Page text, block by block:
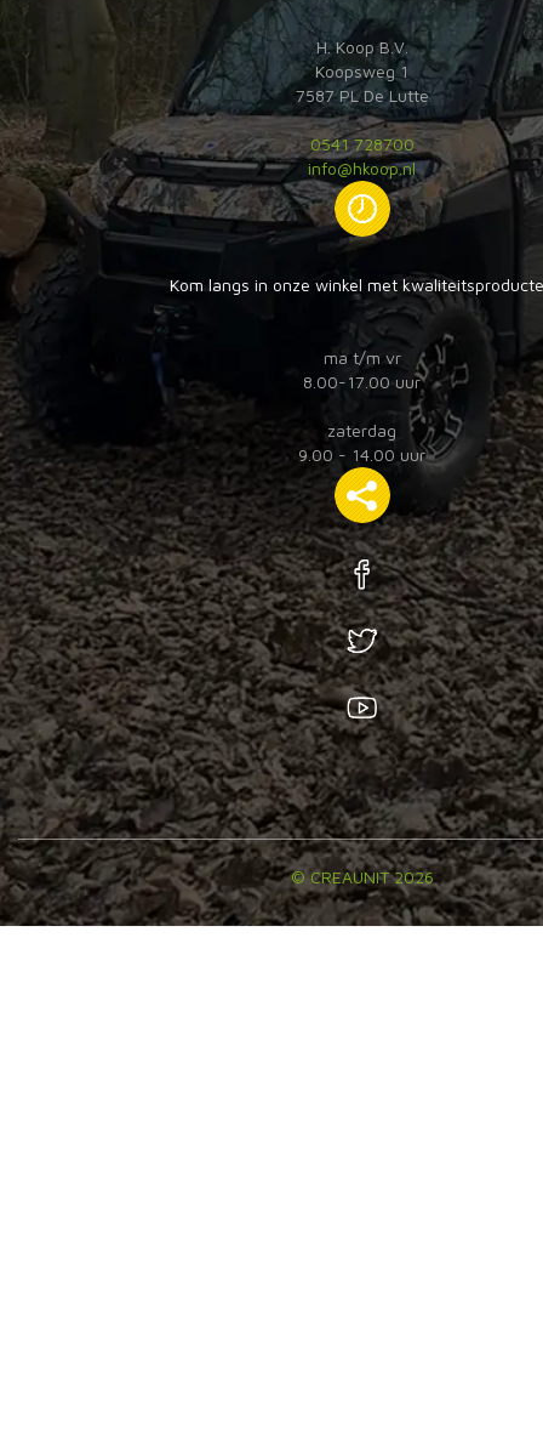
H. Koop B.V.
Koopsweg 1
7587 PL De Lutte
0541 728700
info@hkoop.nl
Kom langs in onze winkel met
ma t/m vr
8.00-17.00 uur
zaterdag
9.00 - 14.00 uur
© CREAUNIT 2026